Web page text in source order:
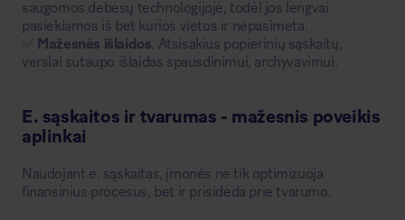
saugomos debesų technologijoje, todėl jos lengvai
pasiekiamos iš bet kurios vietos ir nepasimeta.
Mažesnės išlaidos . Atsisakius popierinių sąskaitų,
verslai sutaupo išlaidas spausdinimui, archyvavimui.
E. sąskaitos ir tvarumas - mažesnis poveikis
aplinkai
Naudojant e. sąskaitas, įmonės ne tik optimizuoja
finansinius procesus, bet ir prisideda prie tvarumo.